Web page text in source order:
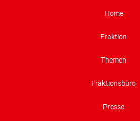
Home
Fraktion
Themen
Fraktionsbüro
Presse